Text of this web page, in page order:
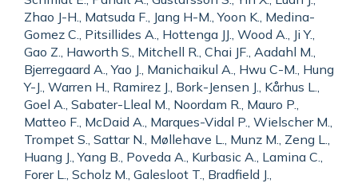
Zhao J-H., Matsuda F., Jang H-M., Yoon K., Medina-
Gomez C., Pitsillides A., Hottenga JJ., Wood A., Ji Y.,
Gao Z., Haworth S., Mitchell R., Chai JF., Aadahl M.,
Bjerregaard A., Yao J., Manichaikul A., Hwu C-M., Hung
Y-J., Warren H., Ramirez J., Bork-Jensen J., Kårhus L.,
Goel A., Sabater-Lleal M., Noordam R., Mauro P.,
Matteo F., McDaid A., Marques-Vidal P., Wielscher M.,
Trompet S., Sattar N., Møllehave L., Munz M., Zeng L.,
Huang J., Yang B., Poveda A., Kurbasic A., Lamina C.,
Forer L., Scholz M., Galesloot T., Bradfield J.,